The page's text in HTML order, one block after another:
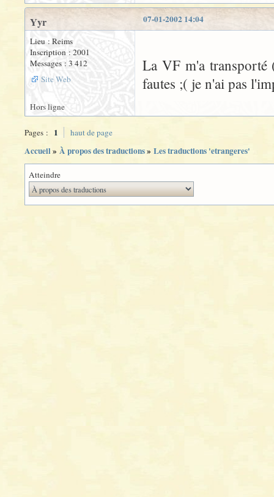
07-01-2002 14:04
Yyr
Lieu : Reims
Inscription : 2001
Messages : 3 412
Site Web
La VF m'a transporté
fautes ;( je n'ai pas
Hors ligne
Pages : 1 haut de page
Accueil» À propos des traductions» Les traductions 'etrangeres'
Atteindre